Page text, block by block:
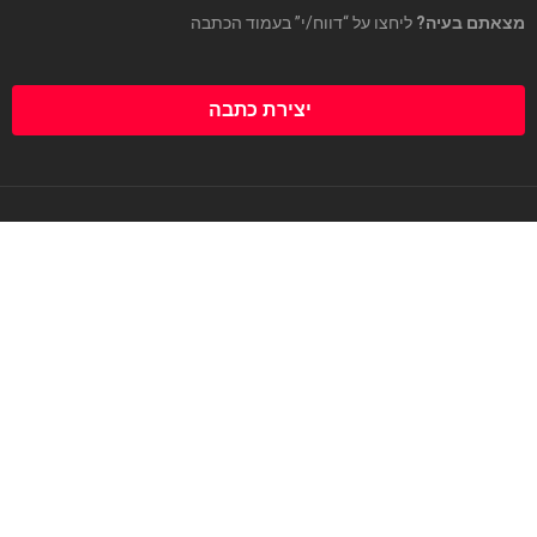
מצאתם בעיה? ליחצו על “דווח/י” בעמוד הכתבה
יצירת כתבה